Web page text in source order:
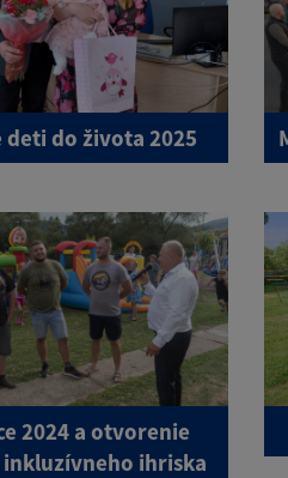
do života 2025
2024 a otvorenie
ihriska